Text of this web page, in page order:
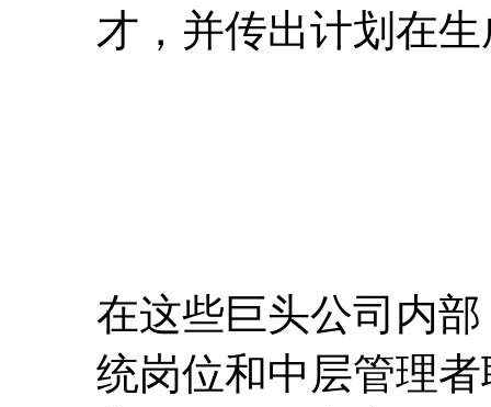
才，并传出计划在
在这些巨头公司内
统岗位和中层管理